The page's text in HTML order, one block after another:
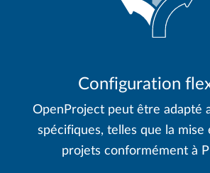
Configuration
OpenProject peut être adapté
spécifiques, telles que la
projets conformément à